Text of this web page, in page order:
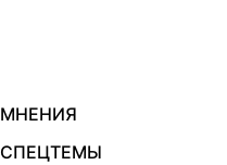
МНЕНИЯ
СПЕЦТЕМЫ